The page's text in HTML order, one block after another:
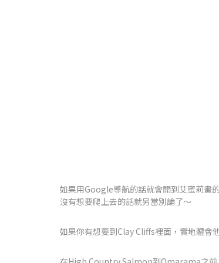
如果用Google導航的話就會開到艾蜜莉畫
沒有想要爬上去的話就另當別論了～
如果你有想要到Clay Cliffs裡面，實地體